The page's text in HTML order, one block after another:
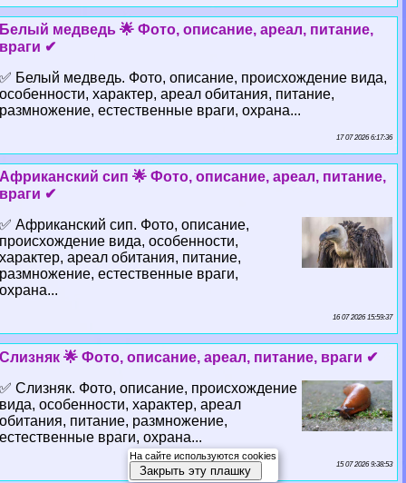
Белый медведь 🌟 Фото, описание, ареал, питание,
враги ✔
✅ Белый медведь. Фото, описание, происхождение вида,
особенности, хаpaктер, ареал обитания, питание,
размножение, естественные враги, охрана...
17 07 2026 6:17:36
Африканский сип 🌟 Фото, описание, ареал, питание,
враги ✔
✅ Африканский сип. Фото, описание,
происхождение вида, особенности,
хаpaктер, ареал обитания, питание,
размножение, естественные враги,
охрана...
16 07 2026 15:59:37
Слизняк 🌟 Фото, описание, ареал, питание, враги ✔
✅ Слизняк. Фото, описание, происхождение
вида, особенности, хаpaктер, ареал
обитания, питание, размножение,
естественные враги, охрана...
15 07 2026 9:38:53
На сайте используются cookies
Закрыть эту плашку